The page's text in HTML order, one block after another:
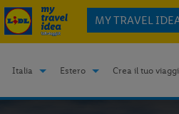
MY TRAVEL
Italia Estero Crea il tuo